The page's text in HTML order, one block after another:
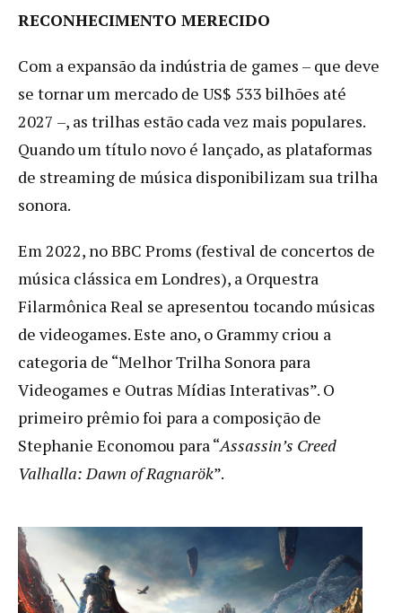
RECONHECIMENTO MERECIDO
Com a expansão da indústria de games – que deve
se tornar um mercado de US$ 533 bilhões até
2027 –, as trilhas estão cada vez mais populares.
Quando um título novo é lançado, as plataformas
de streaming de música disponibilizam sua trilha
sonora.
Em 2022, no BBC Proms (festival de concertos de
música clássica em Londres), a Orquestra
Filarmônica Real se apresentou tocando músicas
de videogames. Este ano, o Grammy criou a
categoria de “Melhor Trilha Sonora para
Videogames e Outras Mídias Interativas”. O
primeiro prêmio foi para a composição de
Stephanie Economou para “Assassin’s Creed
Valhalla: Dawn of Ragnarök”.